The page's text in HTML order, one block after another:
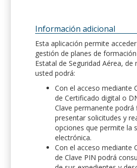
Información adicional
Esta aplicación permite
gestión de planes de
Estatal de Seguridad Aérea, de
usted podrá:
Con el acceso mediante
de Certificado digital o
Clave permanente podrá
presentar solicitudes y
opciones que permite la
electrónica.
Con el acceso mediante
de Clave PIN podrá